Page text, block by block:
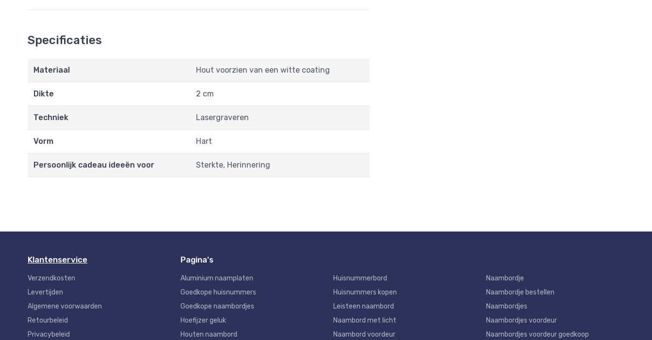
Specificaties
Materiaal Hout voorzien van een witte coating
Dikte 2 cm
Techniek Lasergraveren
Vorm Hart
Persoonlijk cadeau ideeën voor Sterkte, Herinnering
Klantenservice
Verzendkosten
Levertijden
Algemene voorwaarden
Retourbeleid
Privacybeleid
Pagina's
Aluminium naamplaten
Goedkope huisnummers
Goedkope naambordjes
Hoefijzer geluk
Houten naambord
Huisnummerbord
Huisnummers kopen
Leisteen naambord
Naambord met licht
Naambord voordeur
Naambordje
Naambordje bestellen
Naambordjes
Naambordjes voordeur
Naambordjes voordeur goedkoop